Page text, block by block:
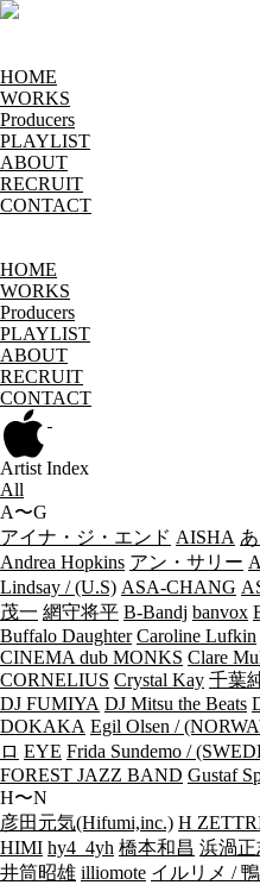
HOME
WORKS
Producers
PLAYLIST
ABOUT
RECRUIT
CONTACT
HOME
WORKS
Producers
PLAYLIST
ABOUT
RECRUIT
CONTACT
Artist Index
All
A〜G
アイナ・ジ・エンド AISHA
Andrea Hopkins アン・サリー
Lindsay / (U.S) ASA-CHANG
茂一 網守将平 B-Bandj banvox
Buffalo Daughter Caroline Lufkin
CINEMA dub MONKS Clare
CORNELIUS Crystal Kay 千葉
DJ FUMIYA DJ Mitsu the Beats
DOKAKA Egil Olsen /
ロ EYE Frida Sundemo /
FOREST JAZZ BAND Gustaf
H〜N
彦田元気(Hifumi,inc.) H
HIMI hy4_4yh 橋本和昌 浜渦正
井筒昭雄 illiomote イルリメ /